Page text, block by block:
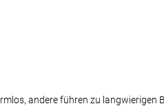
andere führen zu langwierigen